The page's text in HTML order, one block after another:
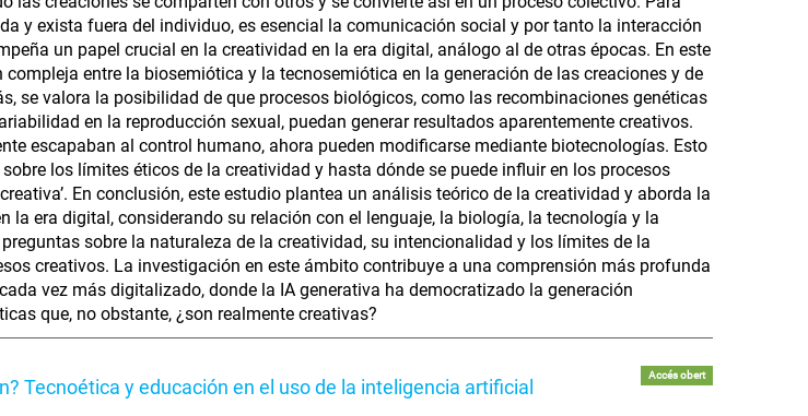
y exista fuera del individuo, es esencial la comunicación social y por tanto la interacción
un papel crucial en la creatividad en la era digital, análogo al de otras épocas. En este
entre la biosemiótica y la tecnosemiótica en la generación de las creaciones y de
se valora la posibilidad de que procesos biológicos, como las recombinaciones genéticas
en la reproducción sexual, puedan generar resultados aparentemente creativos.
escapaban al control humano, ahora pueden modificarse mediante biotecnologías. Esto
los límites éticos de la creatividad y hasta dónde se puede influir en los procesos
En conclusión, este estudio plantea un análisis teórico de la creatividad y aborda la
la era digital, considerando su relación con el lenguaje, la biología, la tecnología y la
sobre la naturaleza de la creatividad, su intencionalidad y los límites de la
creativos. La investigación en este ámbito contribuye a una comprensión más profunda
vez más digitalizado, donde la IA generativa ha democratizado la generación
que, no obstante, ¿son realmente creativas?
Tecnoética y educación en el uso de la inteligencia artificial
Accés obert